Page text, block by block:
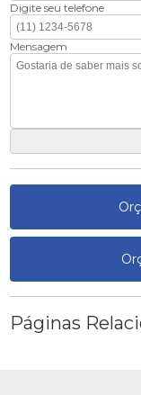
Digite seu telefone
Mensagem
Páginas